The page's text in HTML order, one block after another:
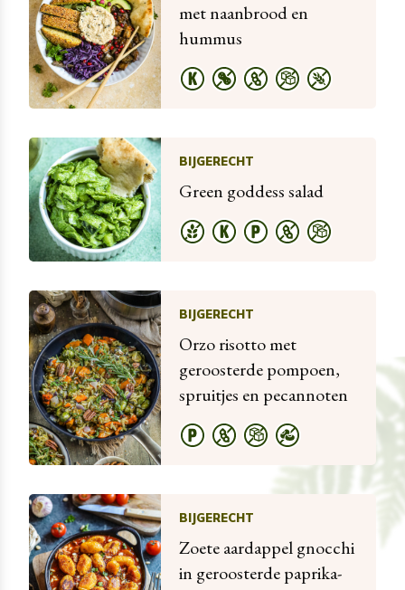
met naanbrood en
hummus
BIJGERECHT
Green goddess salad
BIJGERECHT
Orzo risotto met
geroosterde pompoen,
spruitjes en pecannoten
BIJGERECHT
Zoete aardappel gnocchi
in geroosterde paprika-